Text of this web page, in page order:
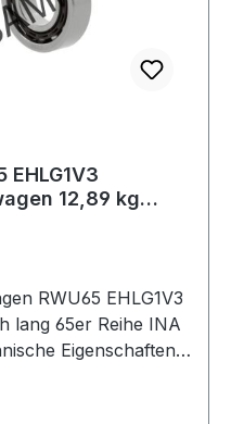
EHLG1V3
12,89 kg
RWU65 EHLG1V3
lang 65er Reihe INA
Eigenschaften: ·